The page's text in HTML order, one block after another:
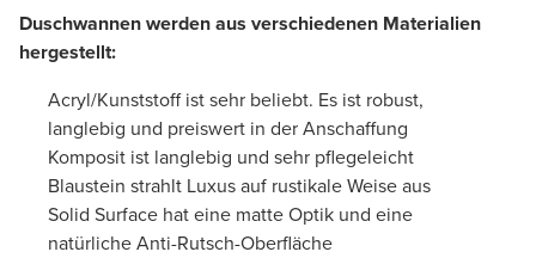
Duschwannen werden aus verschiedenen Materialien
hergestellt:
Acryl/Kunststoff ist sehr beliebt. Es ist robust,
langlebig und preiswert in der Anschaffung
Komposit ist langlebig und sehr pflegeleicht
Blaustein strahlt Luxus auf rustikale Weise aus
Solid Surface hat eine matte Optik und eine
natürliche Anti-Rutsch-Oberfläche